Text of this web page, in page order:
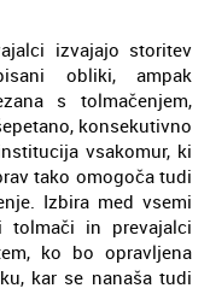
izvajajo storitev
obliki, ampak
s tolmačenjem,
konsekutivno
vsakomur, ki
tako omogoča tudi
Izbira med vsemi
tolmači in prevajalci
ko bo opravljena
kar se nanaša tudi